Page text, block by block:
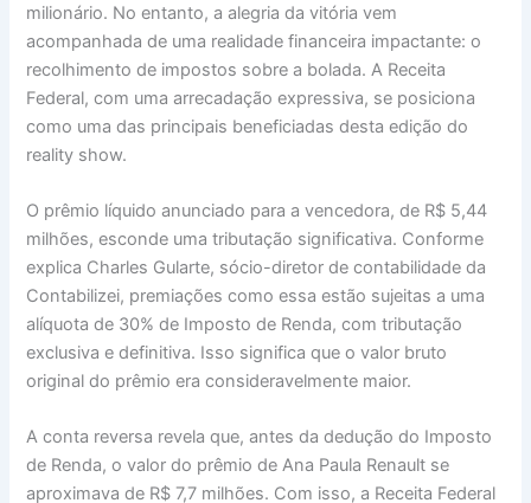
milionário. No entanto, a alegria da vitória vem
acompanhada de uma realidade financeira impactante: o
recolhimento de impostos sobre a bolada. A Receita
Federal, com uma arrecadação expressiva, se posiciona
como uma das principais beneficiadas desta edição do
reality show.
O prêmio líquido anunciado para a vencedora, de R$ 5,44
milhões, esconde uma tributação significativa. Conforme
explica Charles Gularte, sócio-diretor de contabilidade da
Contabilizei, premiações como essa estão sujeitas a uma
alíquota de 30% de Imposto de Renda, com tributação
exclusiva e definitiva. Isso significa que o valor bruto
original do prêmio era consideravelmente maior.
A conta reversa revela que, antes da dedução do Imposto
de Renda, o valor do prêmio de Ana Paula Renault se
aproximava de R$ 7,7 milhões. Com isso, a Receita Federal